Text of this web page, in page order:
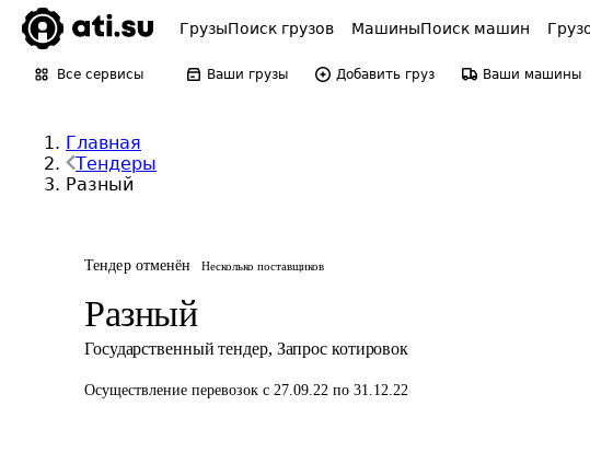
ГрузыПоиск грузов МашиныПоиск машин
Все сервисы Ваши грузы Добавить груз Ваши машины
Главная
Тендеры
Разный
Тендер отменён Несколько поставщиков
Разный
Государственный тендер, Запрос котировок
Осуществление перевозок с 27.09.22 по 31.12.22